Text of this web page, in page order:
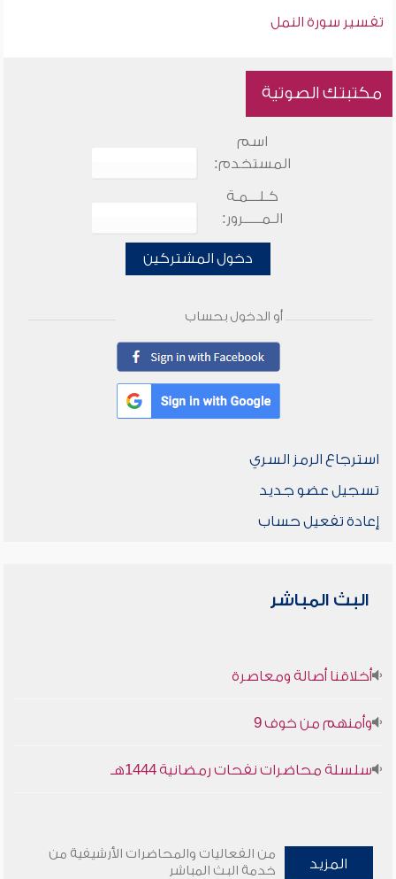
تفسير سورة النمل
مكتبتك الصوتية
اسم
المستخدم:
كـلـــمـة
الـمـــــرور:
دخول المشتركين
أو الدخول بحساب
استرجاع الرمز السري
تسجيل عضو جديد
إعادة تفعيل حساب
البث المباشر
أخلاقنا أصالة ومعاصرة
وأمنهم من خوف 9
سلسلة محاضرات نفحات رمضانية 1444هـ
المزيد
من الفعاليات والمحاضرات الأرشيفية من
خدمة البث المباشر